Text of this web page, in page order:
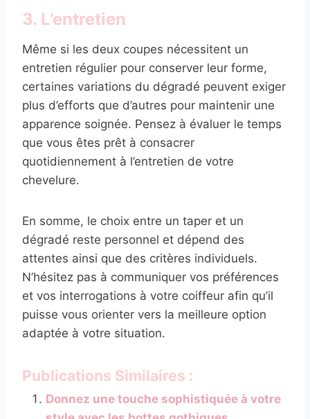
3. L’entretien
Même si les deux coupes nécessitent un
entretien régulier pour conserver leur forme,
certaines variations du dégradé peuvent exiger
plus d’efforts que d’autres pour maintenir une
apparence soignée. Pensez à évaluer le temps
que vous êtes prêt à consacrer
quotidiennement à l’entretien de votre
chevelure.
En somme, le choix entre un taper et un
dégradé reste personnel et dépend des
attentes ainsi que des critères individuels.
N’hésitez pas à communiquer vos préférences
et vos interrogations à votre coiffeur afin qu’il
puisse vous orienter vers la meilleure option
adaptée à votre situation.
Publications Similaires :
Donnez une touche sophistiquée à votre